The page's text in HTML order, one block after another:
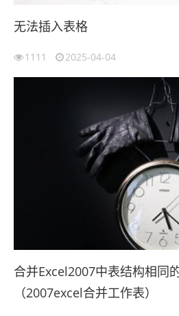
无法插入表格
1111 2025-04-04
合并Excel2007中表结构相同
（2007excel合并工作表）